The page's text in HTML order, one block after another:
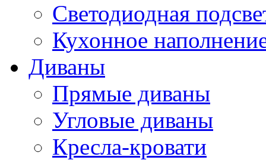
Светодиодная
Кухонное
Диваны
Прямые диваны
Угловые диваны
Кресла-кровати